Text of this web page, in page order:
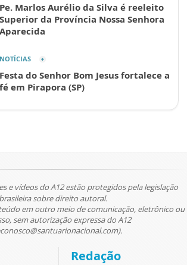
Pe. Marlos Aurélio da Silva é reeleito
Superior da Província Nossa Senhora
Aparecida
NOTÍCIAS
Festa do Senhor Bom Jesus fortalece a
fé em Pirapora (SP)
e vídeos do A12 estão protegidos pela legislação
brasileira sobre direito autoral.
em outro meio de comunicação, eletrônico ou
sem autorização expressa do A12
Redação